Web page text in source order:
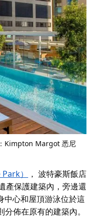
Kimpton Margot 悉尼
） ， 波特豪斯飯店
產保護建築內，旁邊還
中心和屋頂游泳位於這
佈在原有的建築內。